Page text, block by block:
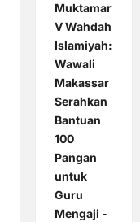
Muktamar
V Wahdah
Islamiyah:
Wawali
Makassar
Serahkan
Bantuan
100
Pangan
untuk
Guru
Mengaji -